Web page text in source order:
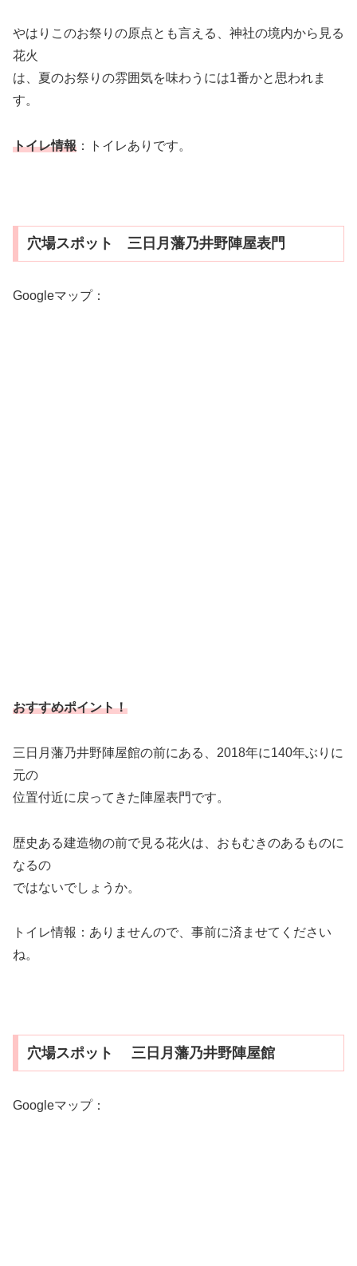
やはりこのお祭りの原点とも言える、神社の境内から見る
花火
は、夏のお祭りの雰囲気を味わうには1番かと思われま
す。
トイレ情報 ：トイレありです。
穴場スポット 三日月藩乃井野陣屋表門
Googleマップ：
おすすめポイント！
三日月藩乃井野陣屋館の前にある、2018年に140年ぶりに
元の
位置付近に戻ってきた陣屋表門です。
歴史ある建造物の前で見る花火は、おもむきのあるものに
なるの
ではないでしょうか。
トイレ情報：ありませんので、事前に済ませてください
ね。
穴場スポット 三日月藩乃井野陣屋館
Googleマップ：